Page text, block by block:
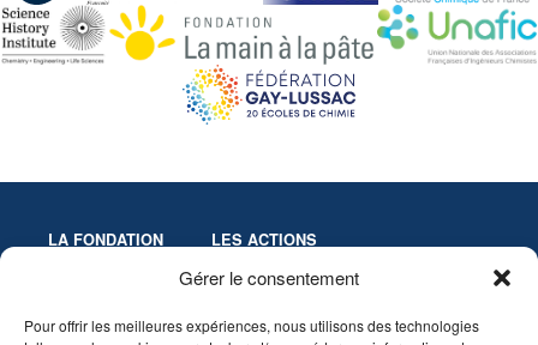
Gérer le consentement
Pour offrir les meilleures expériences, nous utilisons des technologies
LA FONDATION
Statuts
LES ACTIONS
Colloques
Innovation-Recherche